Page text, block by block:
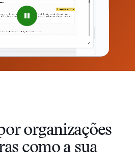
organizações
como a sua